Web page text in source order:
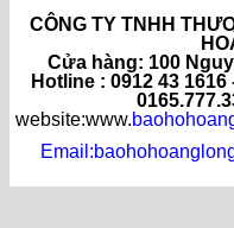
CÔNG TY TNHH
Cửa hàng: 100
Hotline : 0912 43 1616
website:www.